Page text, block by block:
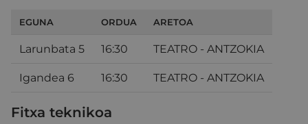
EGUNA ORDUA ARETOA
Larunbata 5 16:30 TEATRO - ANTZOKIA
Igandea 6 16:30 TEATRO - ANTZOKIA
Fitxa teknikoa